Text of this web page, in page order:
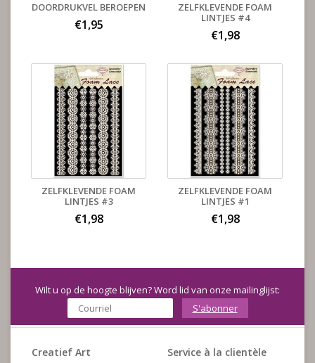
DOORDRUKVEL BEROEPEN
€1,95
ZELFKLEVENDE FOAM
LINTJES #4
€1,98
ZELFKLEVENDE FOAM
LINTJES #3
€1,98
ZELFKLEVENDE FOAM
LINTJES #1
€1,98
Wilt u op de hoogte blijven? Word lid van onze mailinglijst:
S'abonner
Creatief Art Service à la clientèle